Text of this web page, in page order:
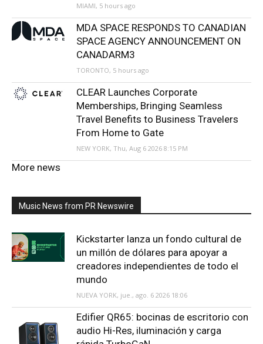
MIAMI, 5 hours ago
MDA SPACE RESPONDS TO CANADIAN
SPACE AGENCY ANNOUNCEMENT ON
CANADARM3
TORONTO, 5 hours ago
CLEAR Launches Corporate
Memberships, Bringing Seamless
Travel Benefits to Business Travelers
From Home to Gate
NEW YORK, Thu, Aug 6 2026 8:15 PM
More news
Music News from PR Newswire
Kickstarter lanza un fondo cultural de
un millón de dólares para apoyar a
creadores independientes de todo el
mundo
NUEVA YORK, jue., ago. 6 2026 18:06
Edifier QR65: bocinas de escritorio con
audio Hi-Res, iluminación y carga